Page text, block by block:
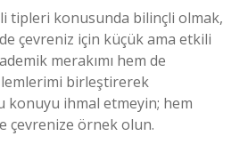
tipleri konusunda bilinçli olmak,
çevreniz için küçük ama etkili
merakımı hem de
birleştirerek
konuyu ihmal etmeyin; hem
çevrenize örnek olun.